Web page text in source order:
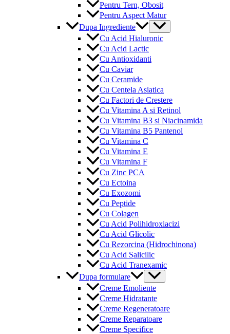
Pentru Tern, Obosit
Pentru Aspect Matur
Dupa Ingrediente
Menu
Toggle
Cu Acid Hialuronic
Cu Acid Lactic
Cu Antioxidanti
Cu Caviar
Cu Ceramide
Cu Centela Asiatica
Cu Factori de Crestere
Cu Vitamina A si Retinol
Cu Vitamina B3 si Niacinamida
Cu Vitamina B5 Pantenol
Cu Vitamina C
Cu Vitamina E
Cu Vitamina F
Cu Zinc PCA
Cu Ectoina
Cu Exozomi
Cu Peptide
Cu Colagen
Cu Acid Polihidroxiacizi
Cu Acid Glicolic
Cu Rezorcina (Hidrochinona)
Cu Acid Salicilic
Cu Acid Tranexamic
Dupa formulare
Menu
Toggle
Creme Emoliente
Creme Hidratante
Creme Regeneratoare
Creme Reparatoare
Creme Specifice